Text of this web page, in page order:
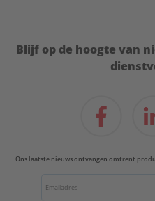
Blijf op de hoogte van
Ons laatste nieuws ontvangen omtrent